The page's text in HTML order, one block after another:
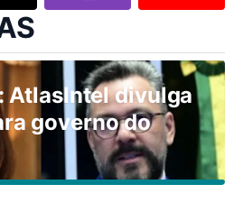
AtlasIntel divulga
governo do